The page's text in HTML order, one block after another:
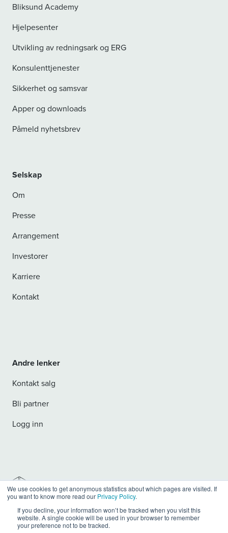
We use cookies to get anonymous statistics about which pages are visited. If
you want to know more read our Privacy Policy.
If you decline, your information won’t be tracked when you visit this
website. A single cookie will be used in your browser to remember
your preference not to be tracked.
Bliksund Academy
Hjelpesenter
Utvikling av redningsark og ERG
Konsulenttjenester
Sikkerhet og samsvar
Apper og downloads
Påmeld nyhetsbrev
Selskap
Om
Presse
Arrangement
Investorer
Karriere
Kontakt
Andre lenker
Kontakt salg
Bli partner
Logg inn
Personvern Vilkår og betingelser